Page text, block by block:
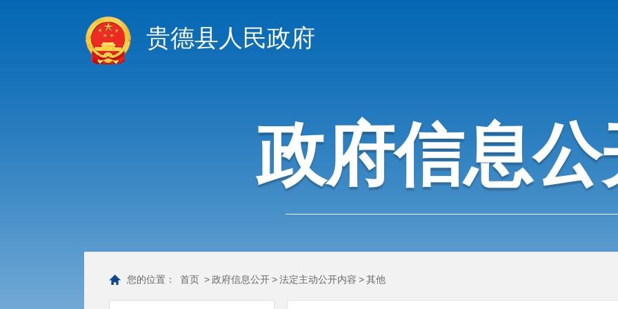
贵德县人民政府
政府信息公
您的位置： 首页 >政府信息公开>法定主动公开内容 >其他